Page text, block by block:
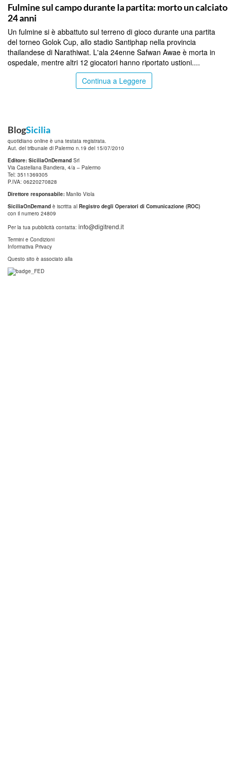
Fulmine sul campo durante la partita: morto un
24 anni
Un fulmine si è abbattuto sul terreno di gioco durante una partita
del torneo Golok Cup, allo stadio Santiphap nella provincia
thailandese di Narathiwat. L'ala 24enne Safwan Awae è morta in
ospedale, mentre altri 12 giocatori hanno riportato ustioni....
Continua a Leggere
BlogSicilia
quotidiano online è una testata registrata.
Aut. del tribunale di Palermo n.19 del 15/07/2010
Editore: SiciliaOnDemand Srl
Via Castellana Bandiera, 4/a – Palermo
Tel: 3511369305
P.IVA: 06220270828
Direttore responsabile: Manlio Viola
SiciliaOnDemand è iscritta al Registro degli Operatori di Comunicazione (ROC)
con il numero 24809
Per la tua pubblicità contatta: info@digitrend.it
Termini e Condizioni
Informativa Privacy
Questo sito è associato alla